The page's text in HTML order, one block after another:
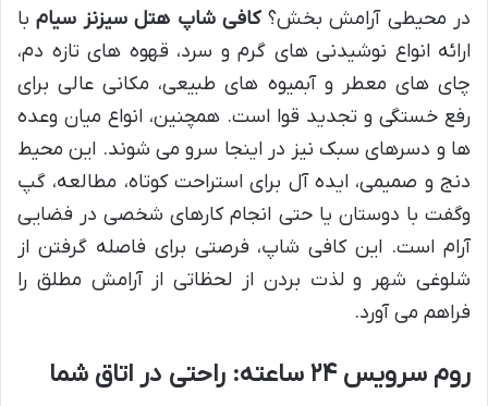
در محیطی آرامش بخش؟کافی شاپ هتل سیزنز سیامبا
ارائه انواع نوشیدنی های گرم و سرد، قهوه های تازه دم،
چای های معطر و آبمیوه های طبیعی، مکانی عالی برای
رفع خستگی و تجدید قوا است. همچنین، انواع میان وعده
ها و دسرهای سبک نیز در اینجا سرو می شوند. این محیط
دنج و صمیمی، ایده آل برای استراحت کوتاه، مطالعه، گپ
وگفت با دوستان یا حتی انجام کارهای شخصی در فضایی
آرام است. این کافی شاپ، فرصتی برای فاصله گرفتن از
شلوغی شهر و لذت بردن از لحظاتی از آرامش مطلق را
فراهم می آورد.
روم سرویس ۲۴ ساعته: راحتی در اتاق شما